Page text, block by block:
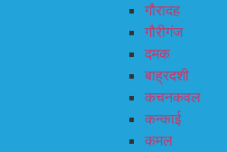
गौरादह
गौरीगंज
दमक
बाह्रदशी
कचनकवल
कन्काई
कमल